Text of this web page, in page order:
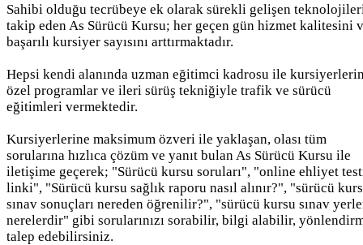
Sahibi olduğu tecrübeye ek olarak sürekli gelişen
takip eden As Sürücü Kursu; her geçen gün hizmet kalitesini
başarılı kursiyer sayısını arttırmaktadır.
Hepsi kendi alanında uzman eğitimci kadrosu ile
özel programlar ve ileri sürüş tekniğiyle trafik ve sürücü
eğitimleri vermektedir.
Kursiyerlerine maksimum özveri ile yaklaşan, olası tüm
sorularına hızlıca çözüm ve yanıt bulan As Sürücü Kursu ile
iletişime geçerek; "Sürücü kursu soruları", "online ehliyet
linki", "Sürücü kursu sağlık raporu nasıl alınır?", "sürücü
sınav sonuçları nereden öğrenilir?", "sürücü kursu sınav
nerelerdir" gibi sorularınızı sorabilir, bilgi alabilir,
talep edebilirsiniz.